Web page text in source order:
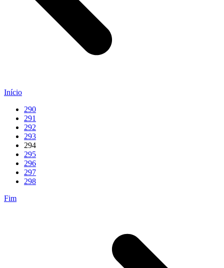
Início
290
291
292
293
294
295
296
297
298
Fim